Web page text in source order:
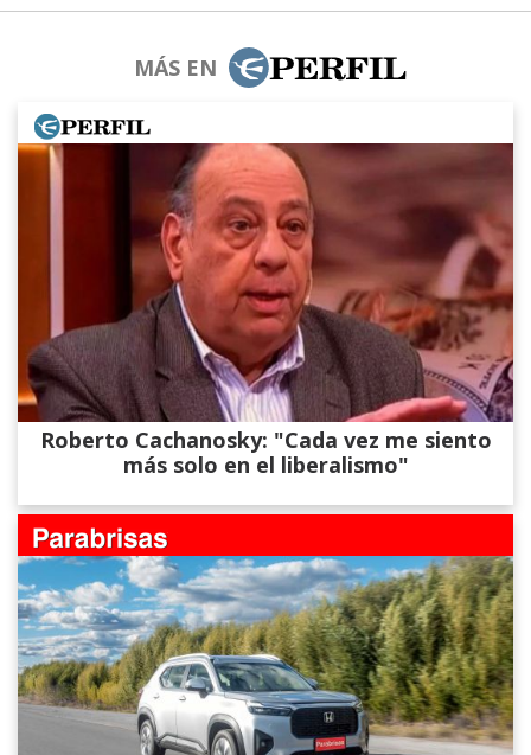
MÁS EN
Roberto Cachanosky: "Cada vez me siento
más solo en el liberalismo"